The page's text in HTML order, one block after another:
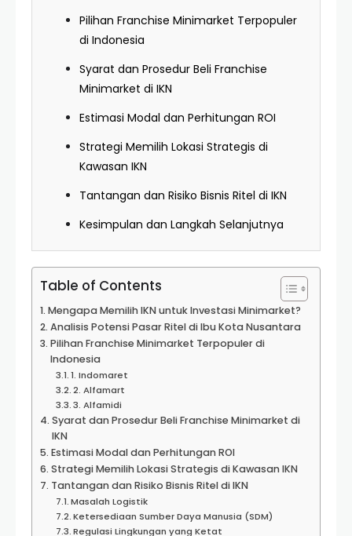
Pilihan Franchise Minimarket Terpopuler
di Indonesia
Syarat dan Prosedur Beli Franchise
Minimarket di IKN
Estimasi Modal dan Perhitungan ROI
Strategi Memilih Lokasi Strategis di
Kawasan IKN
Tantangan dan Risiko Bisnis Ritel di IKN
Kesimpulan dan Langkah Selanjutnya
Table of Contents
Mengapa Memilih IKN untuk Investasi Minimarket?
Analisis Potensi Pasar Ritel di Ibu Kota Nusantara
Pilihan Franchise Minimarket Terpopuler di
Indonesia
1. Indomaret
2. Alfamart
3. Alfamidi
Syarat dan Prosedur Beli Franchise Minimarket di
IKN
Estimasi Modal dan Perhitungan ROI
Strategi Memilih Lokasi Strategis di Kawasan IKN
Tantangan dan Risiko Bisnis Ritel di IKN
Masalah Logistik
Ketersediaan Sumber Daya Manusia (SDM)
Regulasi Lingkungan yang Ketat